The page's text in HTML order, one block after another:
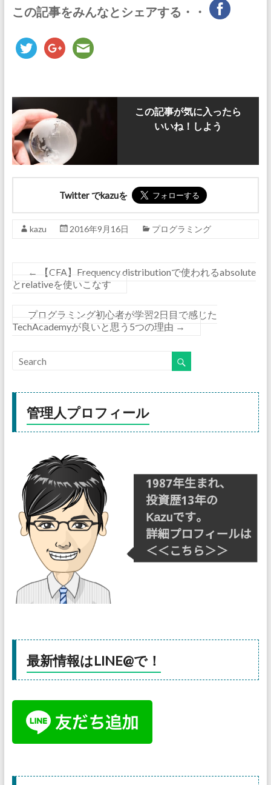
この記事をみんなとシェアする・・
この記事が気に入ったら
いいね！しよう
Twitter でkazuを
kazu 2016年9月16日 プログラミング
←
【CFA】Frequency distributionで使われるabsolute
とrelativeを使いこなす
プログラミング初心者が学習2日目で感じた
TechAcademyが良いと思う5つの理由 →
管理人プロフィール
最新情報はLINE@で！